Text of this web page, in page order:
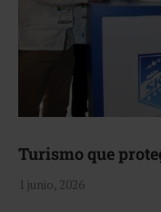
Turismo que
1 junio, 2026